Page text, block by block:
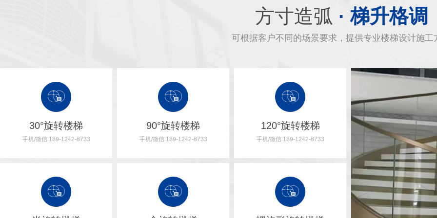
方寸造弧 · 梯升格调
可根据客户不同的场景要求，提供专业楼梯设计施工
30°旋转楼梯
手机/微信:189-1242-8733
90°旋转楼梯
手机/微信:189-1242-8733
120°旋转楼梯
手机/微信:189-1242-8733